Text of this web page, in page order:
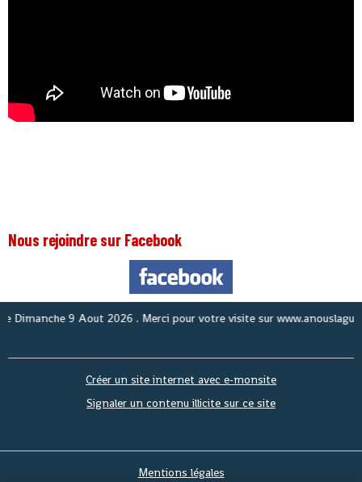
Nous rejoindre sur Facebook
Créer un site internet avec e-monsite
Signaler un contenu illicite sur ce site
Mentions légales